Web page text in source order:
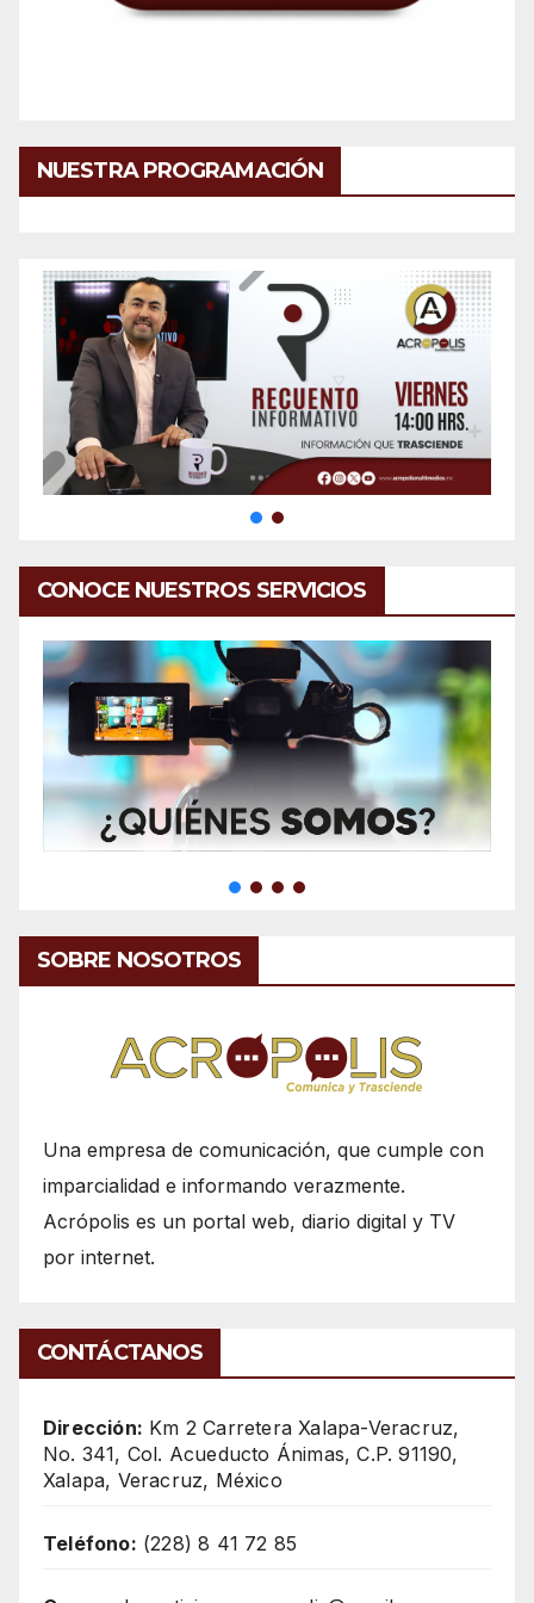
NUESTRA PROGRAMACIÓN
CONOCE NUESTROS SERVICIOS
SOBRE NOSOTROS
Una empresa de comunicación, que cumple con
imparcialidad e informando verazmente.
Acrópolis es un portal web, diario digital y TV
por internet.
CONTÁCTANOS
Dirección: Km 2 Carretera Xalapa-Veracruz,
No. 341, Col. Acueducto Ánimas, C.P. 91190,
Xalapa, Veracruz, México
Teléfono: (228) 8 41 72 85